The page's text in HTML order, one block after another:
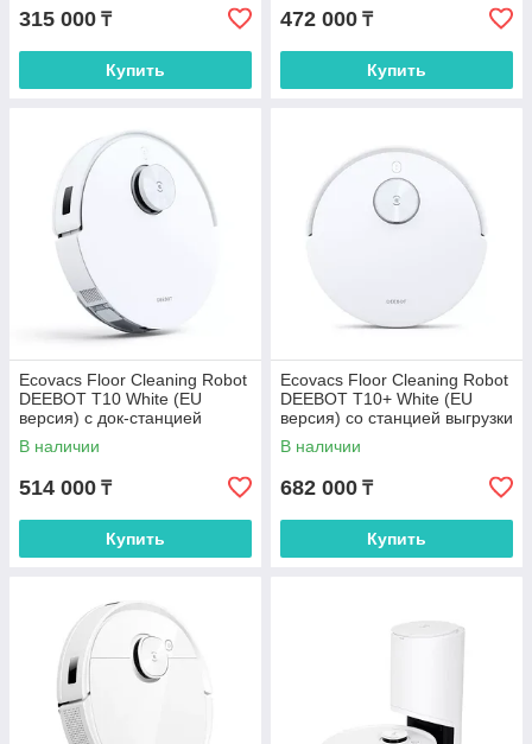
315 000 ₸
Купить
472 000 ₸
Купить
Ecovacs Floor Cleaning Robot
DEEBOT T10 White (EU
версия) c док-станцией
модели CH2118
В наличии
514 000 ₸
Купить
Ecovacs Floor Cleaning Robot
DEEBOT T10+ White (EU
версия) cо станцией выгрузки
мусора модели CH2117
В наличии
682 000 ₸
Купить